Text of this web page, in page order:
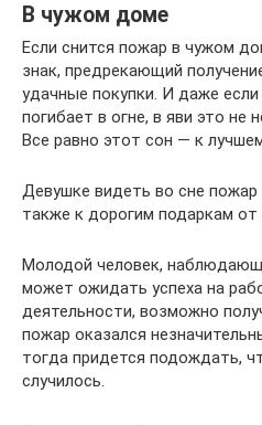
В чужом доме
Если снится пожар в чужом
знак, предрекающий
удачные покупки. И даже
погибает в огне, в яви это не
Все равно этот сон — к
Девушке видеть во сне
также к дорогим подаркам от
Молодой человек,
может ожидать успеха на
деятельности, возможно
пожар оказался
тогда придется подождать,
случилось.